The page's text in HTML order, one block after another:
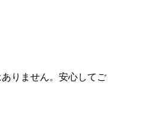
りません。安心してご